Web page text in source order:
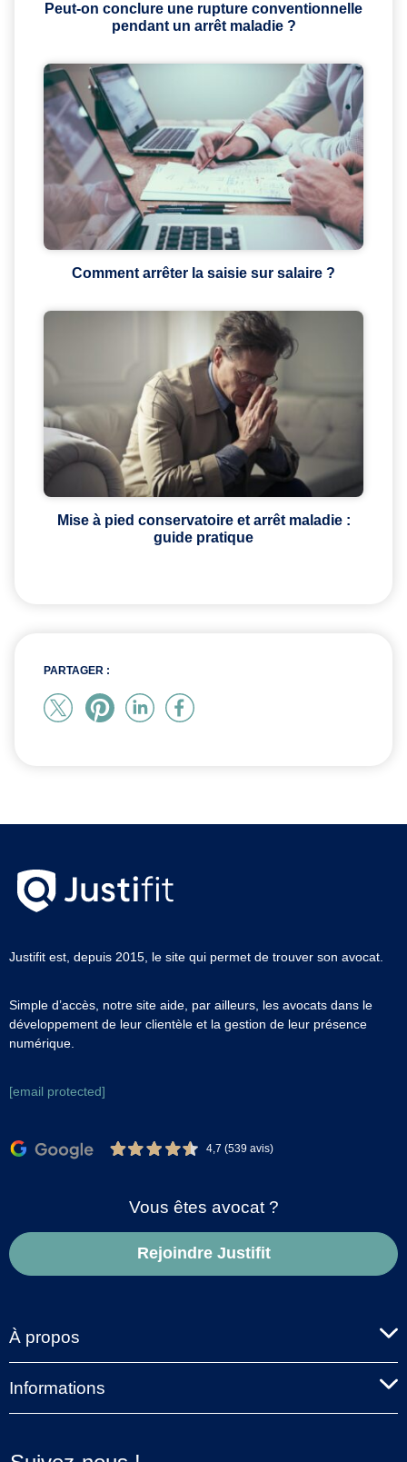
Peut-on conclure une rupture conventionnelle
pendant un arrêt maladie ?
Comment arrêter la saisie sur salaire ?
Mise à pied conservatoire et arrêt maladie :
guide pratique
PARTAGER :
Justifit est, depuis 2015, le site qui permet de trouver son avocat.
Simple d’accès, notre site aide, par ailleurs, les avocats dans le
développement de leur clientèle et la gestion de leur présence
numérique.
[email protected]
4,7 (539 avis)
Vous êtes avocat ?
Rejoindre Justifit
À propos
Informations